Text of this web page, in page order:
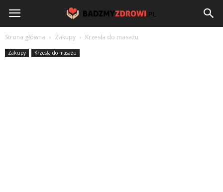
BadzmyZdrowi.pl
Strona główna Zakupy Krzesła do masażu
Zakupy Krzesła do masażu